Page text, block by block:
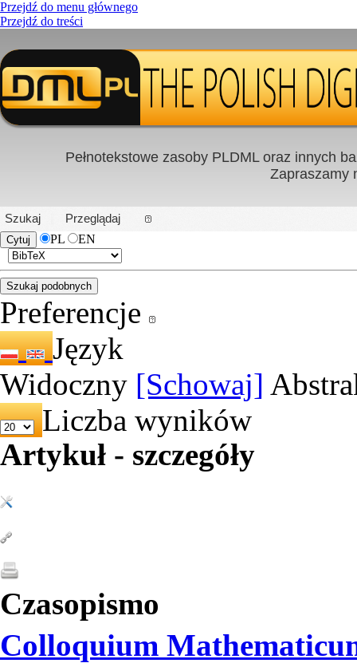
Przejdź do menu głównego
Przejdź do treści
PL|EN
Pełnotekstowe zasoby PLDML oraz innych
Zapraszamy
Szukaj
Przeglądaj
PL
EN
Preferencje
Język
Widoczny [Schowaj]
Liczba wyników
Artykuł - szczegóły
Czasopismo
Colloquium